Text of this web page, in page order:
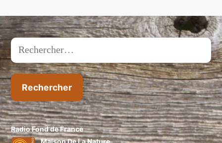
Rechercher :
Radio Fond de France
Maison De La Nature